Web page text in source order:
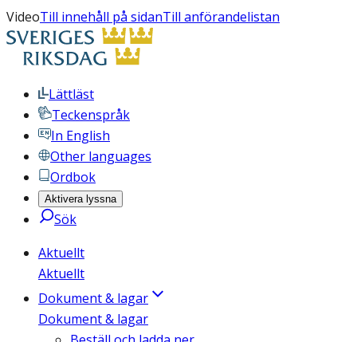
VideoTill innehåll på sidanTill anförandelistan
Lättläst
Teckenspråk
In English
Other languages
Ordbok
Aktivera lyssna
Sök
Aktuellt
Aktuellt
Dokument & lagar
Dokument & lagar